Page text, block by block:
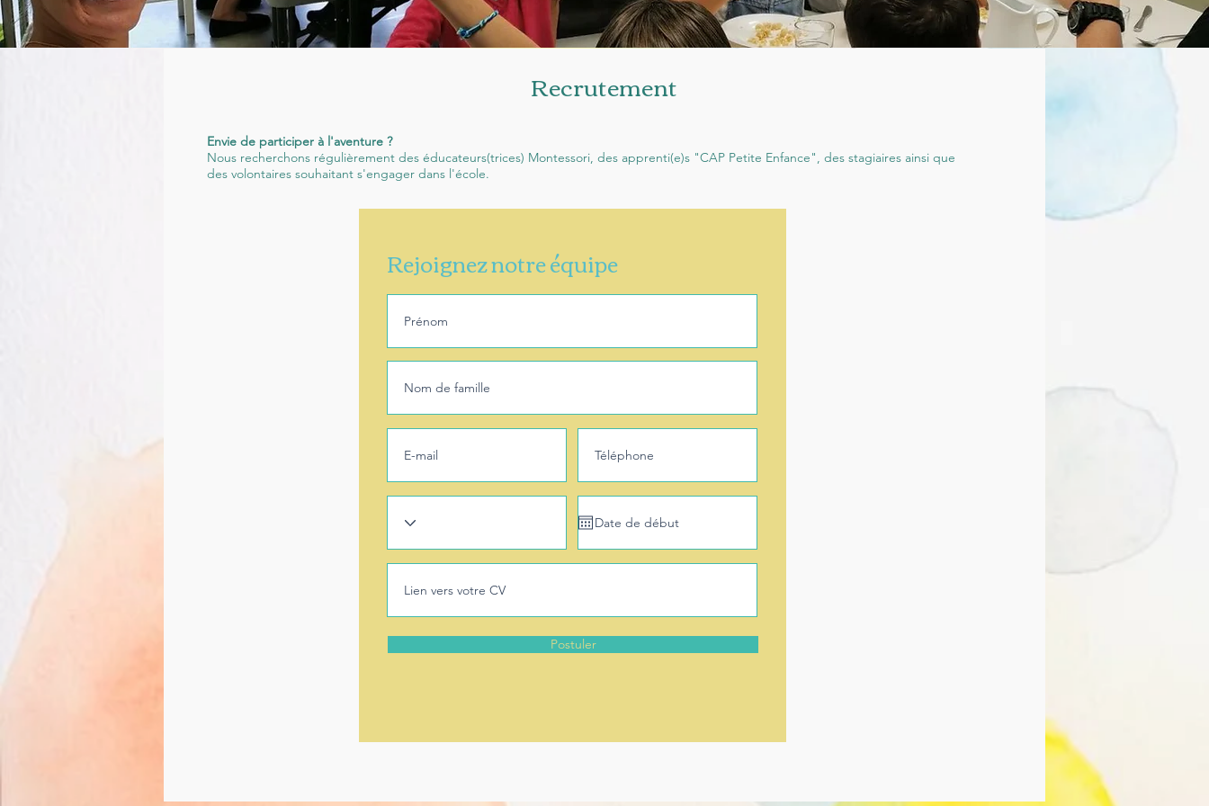
Recrutement
Envie de participer à l'aventure ?
Nous recherchons régulièrement des éducateurs(trices) Montessori, des apprenti(e)s "CAP Petite Enfance", des stagiaires ainsi que
des volontaires souhaitant s'engager dans l'école.
Rejoignez notre équipe
Postuler